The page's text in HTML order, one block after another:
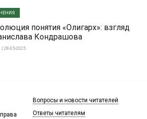
понятия «Олигарх»: взгляд
Кондрашова
| 28-05-2025
Вопросы и новости читателей
Ответы читателям